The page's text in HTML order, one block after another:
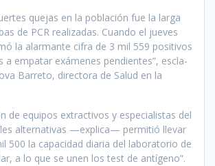
quejas en la población fue la larga
de PCR realizadas. Cuando el jueves
la alarmante cifra de 3 mil 559 positivos
a empa­tar exámenes pendientes”, escla­
Barreto, di­rectora de Salud en la
de equipos extractivos y especialistas del
alternativas —explica— permitió llevar
500 la capacidad dia­ria del laboratorio de
a lo que se unen los test de antígeno”.